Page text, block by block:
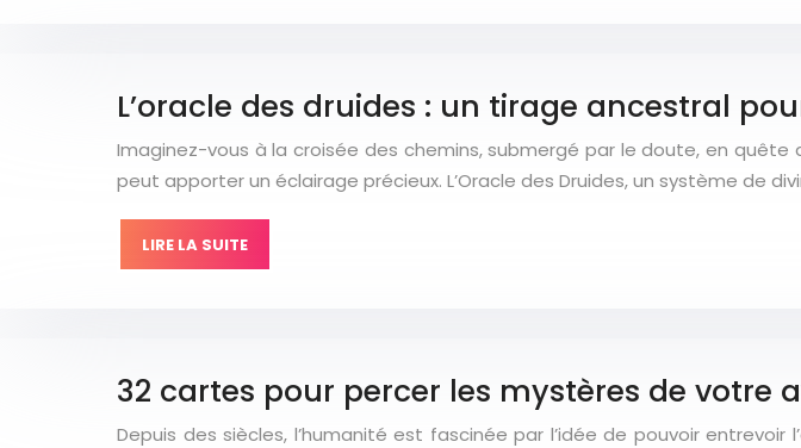
L’oracle des druides : un tirage ancestral
Imaginez-vous à la croisée des chemins, submergé par le doute, en
peut apporter un éclairage précieux. L’Oracle des Druides, un système de
LIRE LA SUITE
32 cartes pour percer les mystères de votre
Depuis des siècles, l’humanité est fascinée par l’idée de pouvoir